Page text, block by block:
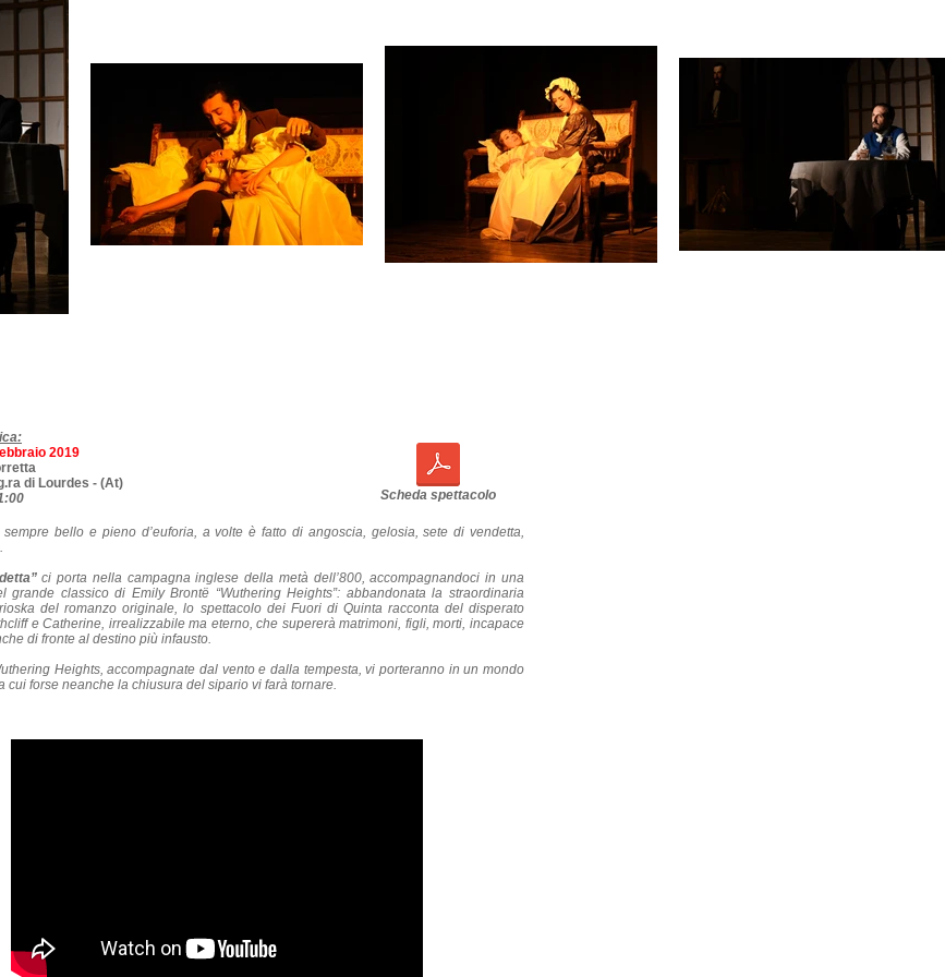
2019
di Lourdes - (At)
Scheda spettacolo
sempre bello e pieno d’euforia, a volte è fatto di angoscia, gelosia, sete di vendetta,
ci porta nella campagna inglese della metà dell’800, accompagnandoci in una
grande classico di Emily Brontë “Wuthering Heights”: abbandonata la straordinaria
del romanzo originale, lo spettacolo dei Fuori di Quinta racconta del disperato
e Catherine, irrealizzabile ma eterno, che supererà matrimoni, figli, morti, incapace
di fronte al destino più infausto.
Heights, accompagnate dal vento e dalla tempesta, vi porteranno in un mondo
cui forse neanche la chiusura del sipario vi farà tornare.